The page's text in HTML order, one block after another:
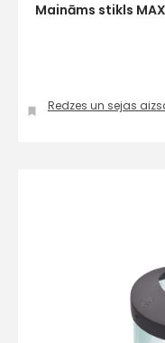
Maināms stikls
Redzes un sejas